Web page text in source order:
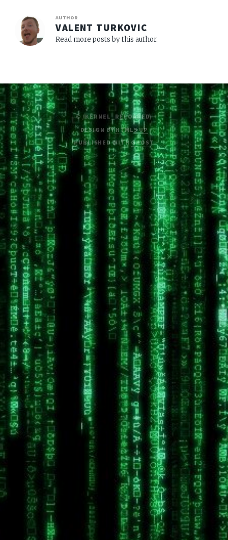
AUTHOR
VALENT TURKOVIC
Read more posts by this author.
© /KERNEL_RELOADED/
DESIGN BYHTML5 UP
PUBLISHED WITH GHOST